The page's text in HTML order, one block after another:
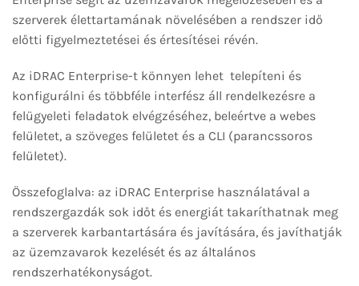
szerverek élettartamának növelésében a rendszer idő
előtti figyelmeztetései és értesítései révén.
Az iDRAC Enterprise-t könnyen lehet telepíteni és
konfigurálni és többféle interfész áll rendelkezésre a
felügyeleti feladatok elvégzéséhez, beleértve a webes
felületet, a szöveges felületet és a CLI (parancssoros
felületet).
Összefoglalva: az iDRAC Enterprise használatával a
rendszergazdák sok időt és energiát takaríthatnak meg
a szerverek karbantartására és javítására, és javíthatják
az üzemzavarok kezelését és az általános
rendszerhatékonyságot.